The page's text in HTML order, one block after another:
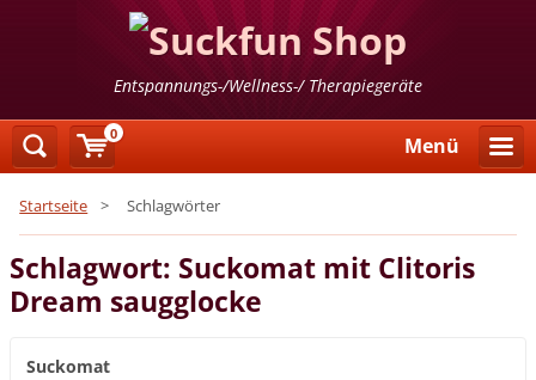
Entspannungs-/Wellness-/ Therapiegeräte
Menü
Startseite > Schlagwörter
Schlagwort: Suckomat mit Clitoris
Dream saugglocke
Suckomat
0